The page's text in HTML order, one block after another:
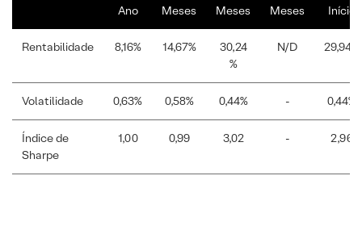
Ano
Meses
Meses
Meses
Início
Rentabilidade 8,16% 14,67%
30,24
%
N/D 29,94%
Volatilidade 0,63% 0,58% 0,44% - 0,44%
Índice de
Sharpe
1,00 0,99 3,02 - 2,96